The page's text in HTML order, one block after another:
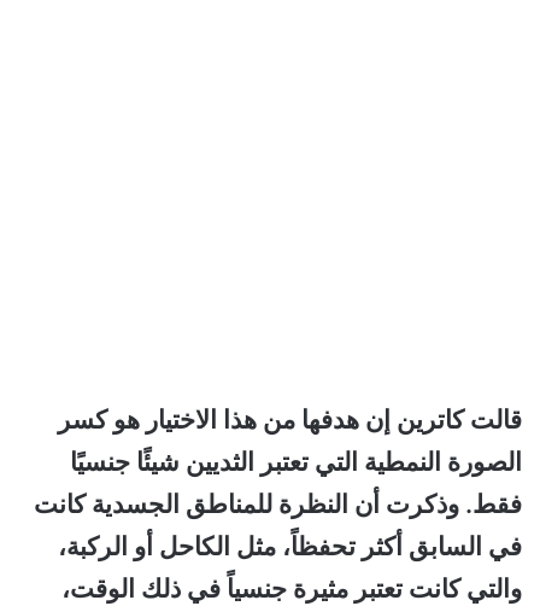
قالت كاترين إن هدفها من هذا الاختيار هو كسر
الصورة النمطية التي تعتبر الثديين شيئًا جنسيًا
فقط. وذكرت أن النظرة للمناطق الجسدية كانت
في السابق أكثر تحفظاً، مثل الكاحل أو الركبة،
والتي كانت تعتبر مثيرة جنسياً في ذلك الوقت،